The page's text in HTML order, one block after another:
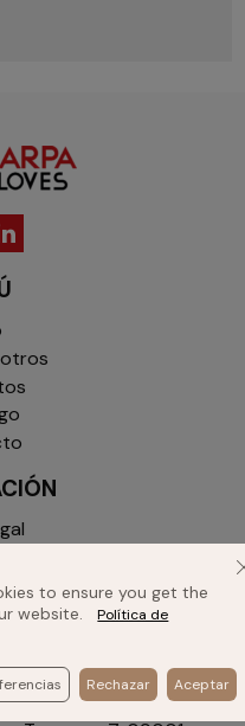
to ensure you get the
website.
Política de
Rechazar Aceptar